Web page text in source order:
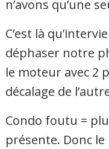
n’avons qu’une
C’est là
déphaser notre
le moteur avec 2
décalage de
Condo foutu =
présente. Donc